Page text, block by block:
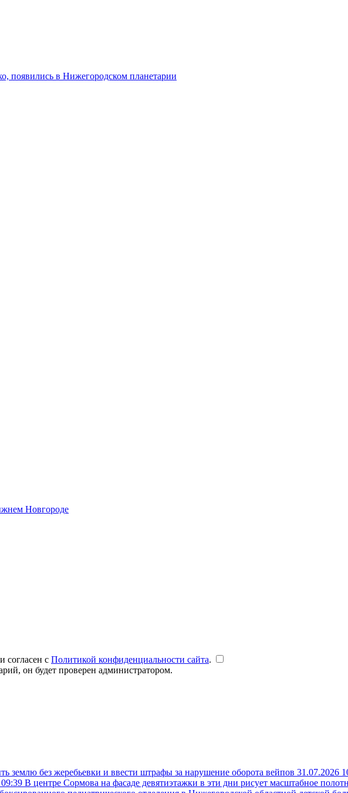
появились в Нижегородском планетарии
Новгороде
согласен с Политикой конфиденциальности сайта.
он будет проверен администратором.
землю без жеребьевки и ввести штрафы за нарушение оборота вейпов 31.07.2026
В центре Сормова на фасаде девятиэтажки в эти дни рисует масштабное